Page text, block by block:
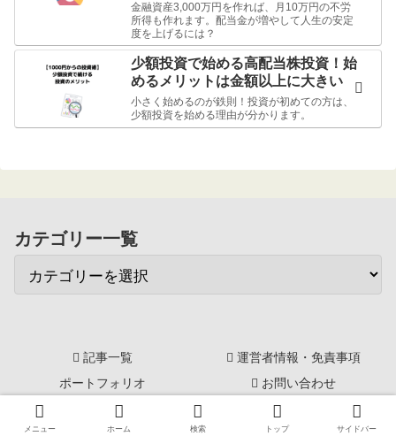
金融資産3,000万円を作れば、月10万円の不労
所得も作れます。配当金が増やして人生の安定
度を上げるには？
少額投資で始める高配当株投資！始
めるメリットは金額以上に大きい
小さく始めるのが鉄則！投資が初めての方は、
少額投資を始める理由が分かります。
カテゴリー一覧
記事一覧
運営者情報・免責事項
ポートフォリオ
お問い合わせ
© 2014-2026 ジンカブ～配当金再投資～おさいふプラス.
メニュー ホーム 検索 トップ サイドバー